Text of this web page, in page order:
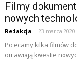
Filmy
nowych
Redakcja - 23 marca 2020
Polecamy kilka filmów
omawiają kwestie